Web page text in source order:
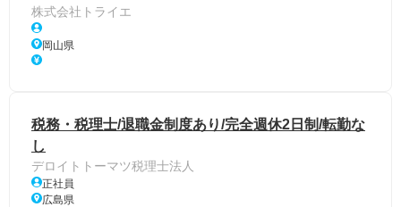
株式会社トライエ
岡山県
税務・税理士/退職金制度あり/完全週休2日制/転勤な
し
デロイトトーマツ税理士法人
正社員
広島県